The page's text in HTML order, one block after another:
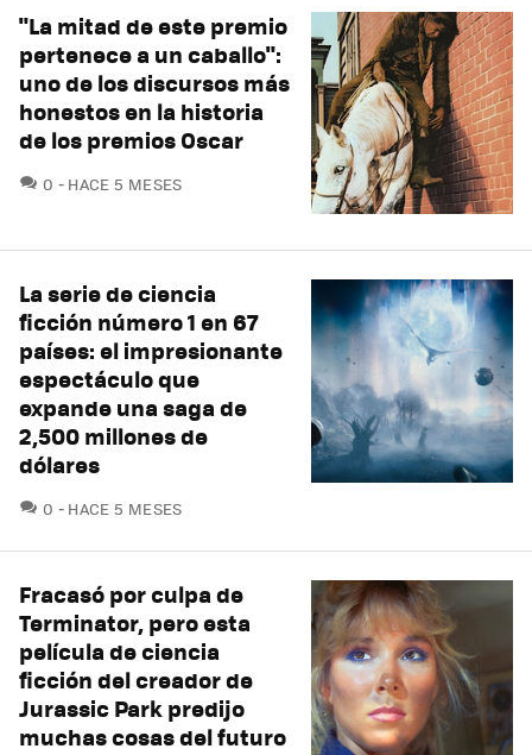
"La mitad de este premio
pertenece a un caballo":
uno de los discursos más
honestos en la historia
de los premios Oscar
0 COMENTARIOS
HACE 5 MESES
La serie de ciencia
ficción número 1 en 67
países: el impresionante
espectáculo que
expande una saga de
2,500 millones de
dólares
0 COMENTARIOS
HACE 5 MESES
Fracasó por culpa de
Terminator, pero esta
película de ciencia
ficción del creador de
Jurassic Park predijo
muchas cosas del futuro